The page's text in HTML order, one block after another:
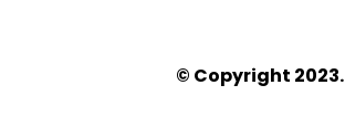
© Copyright 2023.